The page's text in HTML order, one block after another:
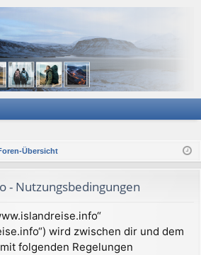
Übersicht
- Nutzungsbedingungen
wird zwischen dir und dem
folgenden Regelungen